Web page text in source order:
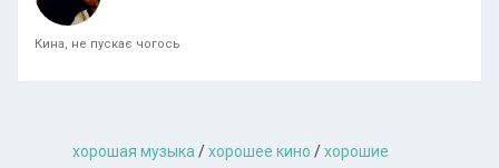
Кина, не пускає чогось
хорошая музыкa /хорошее кино /хорошие